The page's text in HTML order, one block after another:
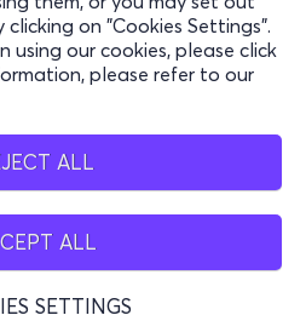
on "Cookies Settings".
using our cookies, please click
please refer to our
ALL
ALL
SETTINGS